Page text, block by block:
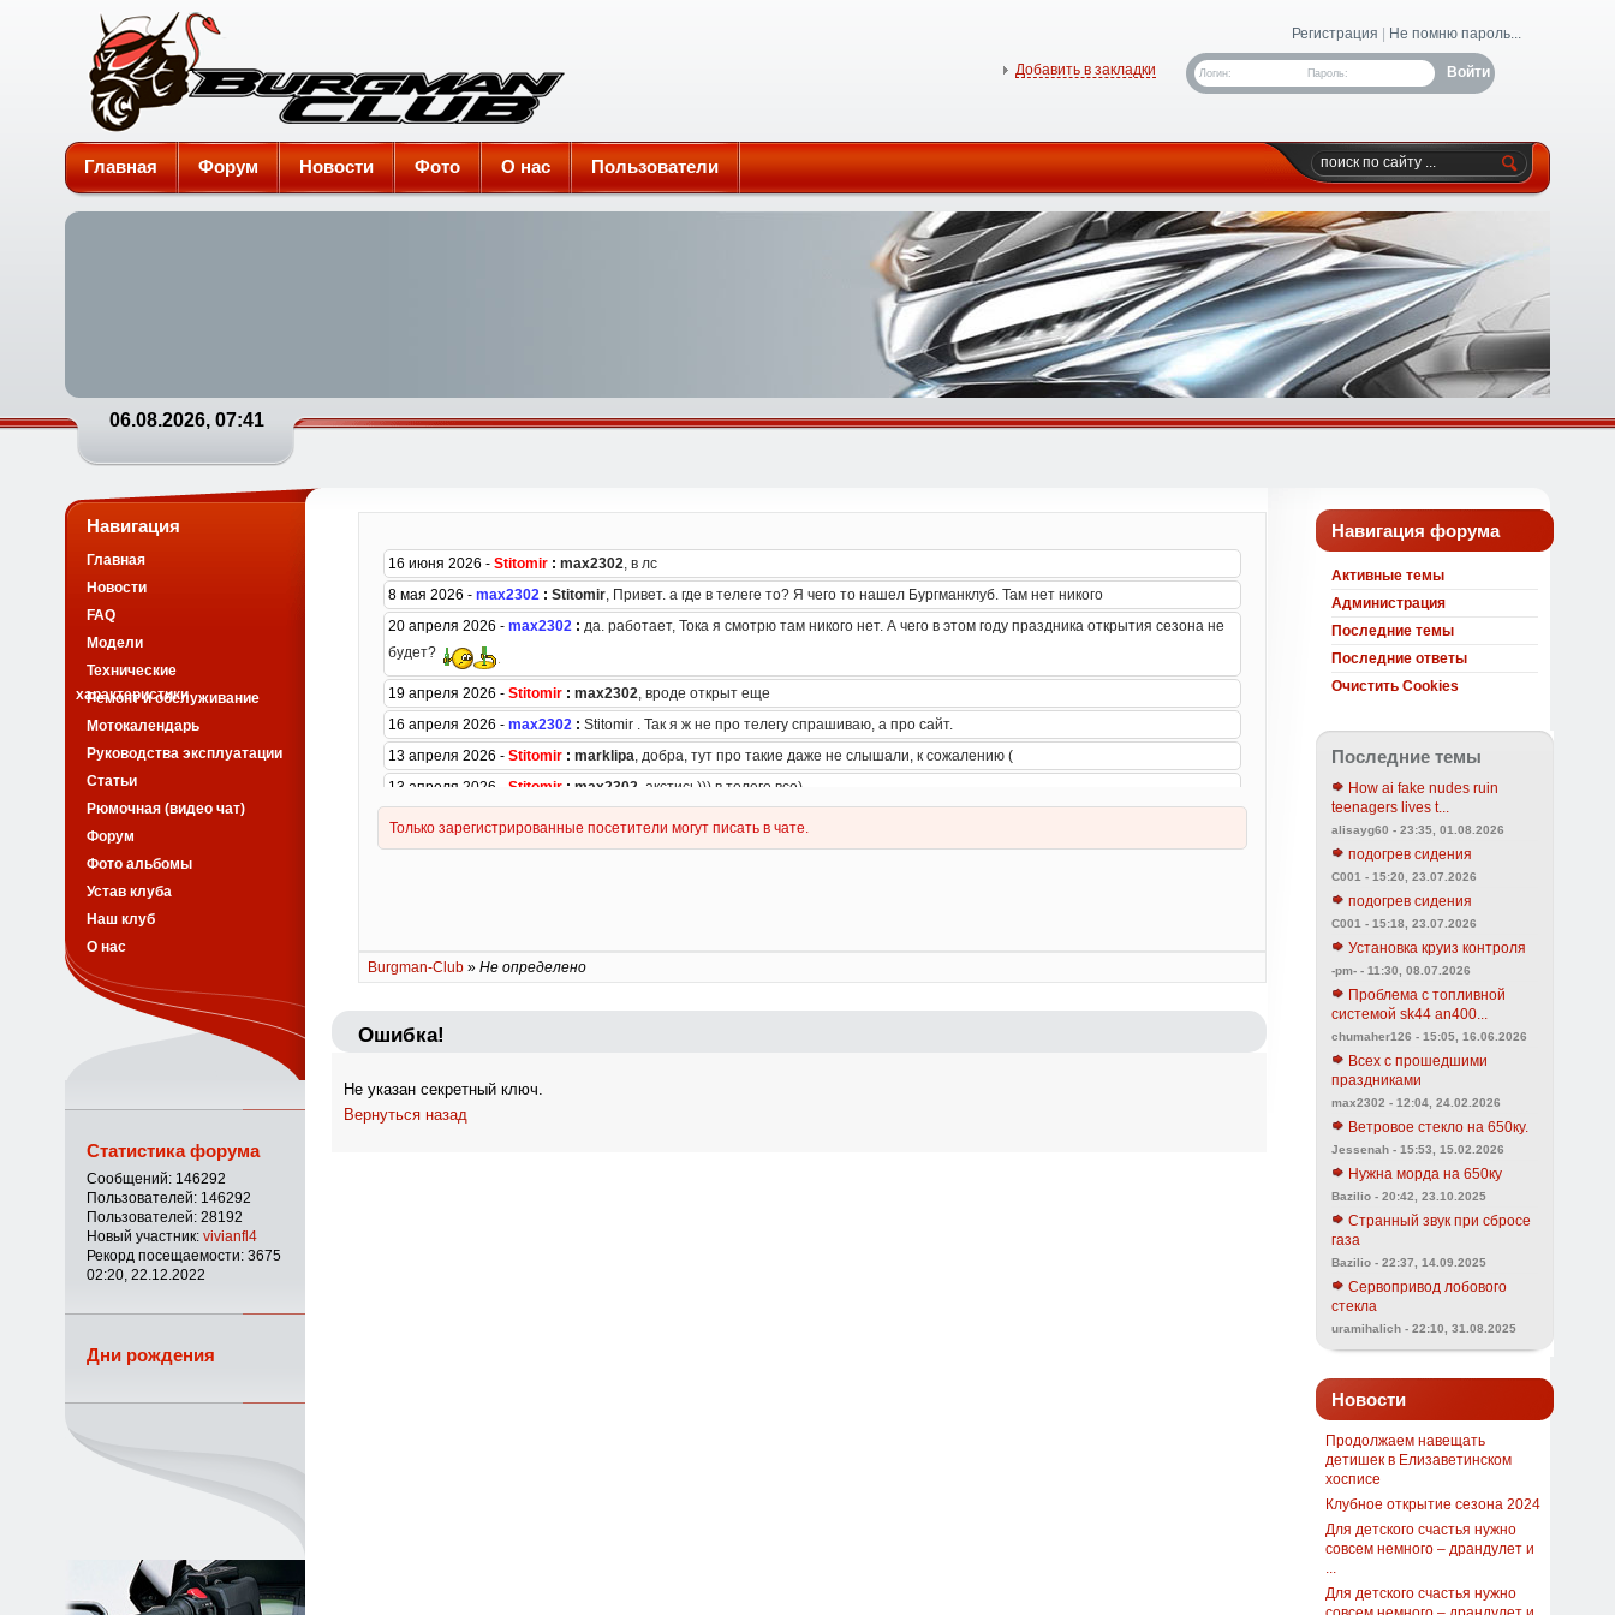
Burgman-Club
Регистрация Не помню пароль...
Логин: Пароль:
Добавить в закладки
Главная Форум Новости Фото О нас Пользователи
06.08.2026, 07:41
Burgman-Club» Не определено
Ошибка!
Не указан секретный ключ.
Вернуться назад
Навигация форума
Активные темы
Администрация
Последние темы
Последние ответы
Очистить Cookies
Последние темы
How ai fake nudes ruin
teenagers lives t...
alisayg60 - 23:35, 01.08.2026
подогрев сидения
C001 - 15:20, 23.07.2026
подогрев сидения
C001 - 15:18, 23.07.2026
Установка круиз контроля
-pm- - 11:30, 08.07.2026
Проблема с топливной
системой sk44 an400...
chumaher126 - 15:05, 16.06.2026
Всех с прошедшими
праздниками
max2302 - 12:04, 24.02.2026
Ветровое стекло на 650ку.
Jessenah - 15:53, 15.02.2026
Нужна морда на 650ку
Bazilio - 20:42, 23.10.2025
Странный звук при сбросе
газа
Bazilio - 22:37, 14.09.2025
Сервопривод лобового
стекла
uramihalich - 22:10, 31.08.2025
Новости
Продолжаем навещать
детишек в Елизаветинском
хосписе
Клубное открытие сезона 2024
Для детского счастья нужно
совсем немного – драндулет и
Для детского счастья нужно
Навигация
Главная
Новости
FAQ
Модели
Технические
характеристики
Ремонт и обслуживание
Мотокалендарь
Руководства эксплуатации
Статьи
Рюмочная (видео чат)
Форум
Фото альбомы
Устав клуба
Наш клуб
О нас
Статистика форума
Сообщений: 146292
Пользователей: 146292
Пользователей: 28192
Новый участник: vivianfl4
Рекорд посещаемости: 3675
02:20, 22.12.2022
Дни рождения